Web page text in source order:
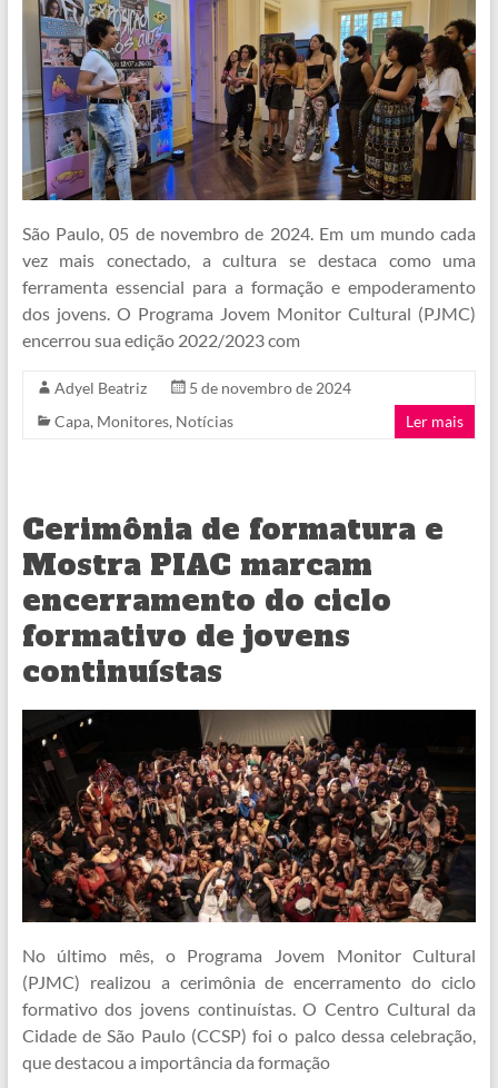
São Paulo, 05 de novembro de 2024. Em um mundo cada
vez mais conectado, a cultura se destaca como uma
ferramenta essencial para a formação e empoderamento
dos jovens. O Programa Jovem Monitor Cultural (PJMC)
encerrou sua edição 2022/2023 com
Adyel Beatriz
5 de novembro de 2024
Capa, Monitores, Notícias Ler mais
Cerimônia de formatura e
Mostra PIAC marcam
encerramento do ciclo
formativo de jovens
continuístas
No último mês, o Programa Jovem Monitor Cultural
(PJMC) realizou a cerimônia de encerramento do ciclo
formativo dos jovens continuístas. O Centro Cultural da
Cidade de São Paulo (CCSP) foi o palco dessa celebração,
que destacou a importância da formação